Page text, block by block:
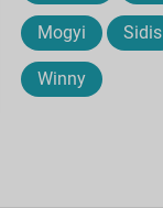
Mogyi Sidis
Winny